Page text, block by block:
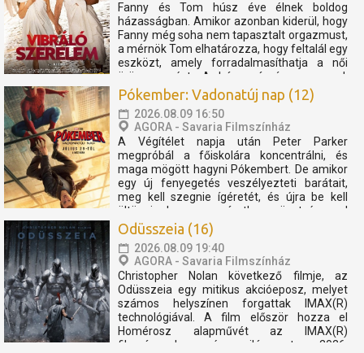
Fanny és Tom húsz éve élnek boldog
házasságban. Amikor azonban kiderül, hogy
Fanny még soha nem tapasztalt orgazmust,
a mérnök Tom elhatározza, hogy feltalál egy
eszközt, amely forradalmasíthatja a női
örömszerzést. A házaspár így egy vad,
mégis megható utazásra indul, amely tele
van humorral, felfedezéssel...
Pókember: Vadonatúj nap (12)
2026.08.09 16:50
AGORA - Savaria Filmszínház
A Végítélet napja után Peter Parker
megpróbál a főiskolára koncentrálni, és
maga mögött hagyni Pókembert. De amikor
egy új fenyegetés veszélyezteti barátait,
meg kell szegnie ígéretét, és újra be kell
öltöznie, hogy egy váratlan szövetségessel
összefogva megvédje szeretteit. Helyár:
2.400 Ft Diákok,...
Odüsszeia (16)
2026.08.09 19:40
AGORA - Savaria Filmszínház
Christopher Nolan következő filmje, az
Odüsszeia egy mitikus akcióeposz, melyet
számos helyszínen forgattak IMAX(R)
technológiával. A film először hozza el
Homérosz alapművét az IMAX(R)
filmvásznakra, és világszerte 2026.